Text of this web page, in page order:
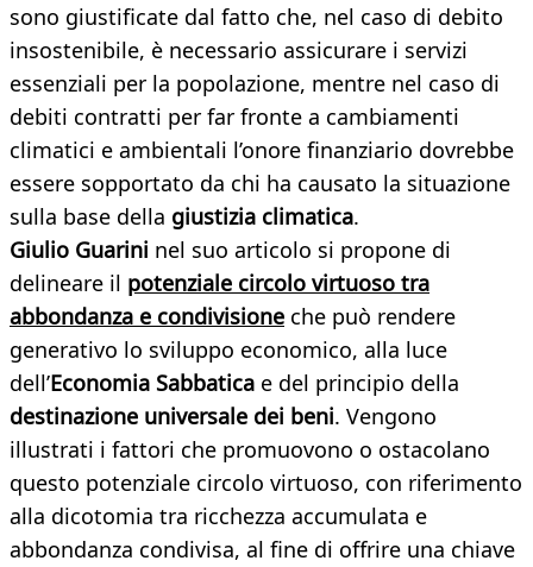
sono giustificate dal fatto che, nel caso di debito
insostenibile, è necessario assicurare i servizi
essenziali per la popolazione, mentre nel caso di
debiti contratti per far fronte a cambiamenti
climatici e ambientali l’onore finanziario dovrebbe
essere sopportato da chi ha causato la situazione
sulla base della giustizia climatica.
Giulio Guarini nel suo articolo si propone di
delineare il potenziale circolo virtuoso tra
abbondanza e condivisione che può rendere
generativo lo sviluppo economico, alla luce
dell’Economia Sabbatica e del principio della
destinazione universale dei beni. Vengono
illustrati i fattori che promuovono o ostacolano
questo potenziale circolo virtuoso, con riferimento
alla dicotomia tra ricchezza accumulata e
abbondanza condivisa, al fine di offrire una chiave